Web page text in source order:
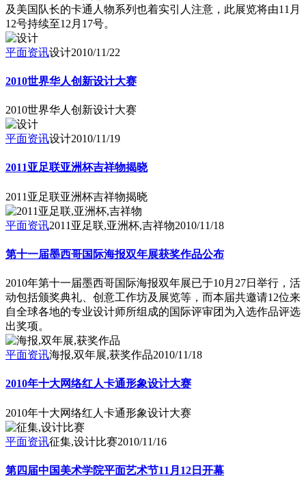
及美国队长的卡通人物系列也着实引人注意，此展览将由11月
12号持续至12月17号。
平面资讯设计2010/11/22
2010世界华人创新设计大赛
2010世界华人创新设计大赛
平面资讯设计2010/11/19
2011亚足联亚洲杯吉祥物揭晓
2011亚足联亚洲杯吉祥物揭晓
平面资讯2011亚足联,亚洲杯,吉祥物2010/11/18
第十一届墨西哥国际海报双年展获奖作品公布
2010年第十一届墨西哥国际海报双年展已于10月27日举行，活
动包括颁奖典礼、创意工作坊及展览等，而本届共邀请12位来
自全球各地的专业设计师所组成的国际评审团为入选作品评选
出奖项。
平面资讯海报,双年展,获奖作品2010/11/18
2010年十大网络红人卡通形象设计大赛
2010年十大网络红人卡通形象设计大赛
平面资讯征集,设计比赛2010/11/16
第四届中国美术学院平面艺术节11月12日开幕